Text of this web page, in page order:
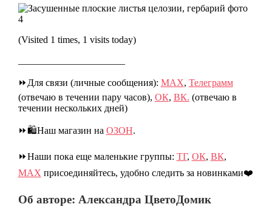
(Visited 1 times, 1 visits today)
⏩Для связи (личные сообщения): МАХ, Телеграмм
(отвечаю в течении пару часов), ОК, ВК. (отвечаю в
течении нескольких дней)
⏩🛍️Наш магазин на ОЗОН.
⏩Наши пока еще маленькие группы: ТГ, ОК, ВК,
МАХ присоединяйтесь, удобно следить за новинками❤️
Об авторе: Александра ЦветоДомик